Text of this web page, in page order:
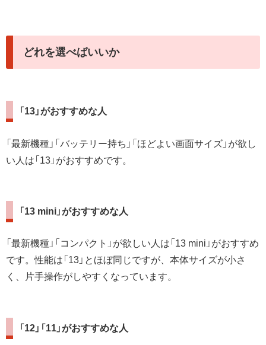
どれを選べばいいか
「13」がおすすめな人
「最新機種」「バッテリー持ち」「ほどよい画面サイズ」が欲し
い人は「13」がおすすめです。
「13 mini」がおすすめな人
「最新機種」「コンパクト」が欲しい人は「13 mini」がおすすめ
です。性能は「13」とほぼ同じですが、本体サイズが小さ
く、片手操作がしやすくなっています。
「12」「11」がおすすめな人